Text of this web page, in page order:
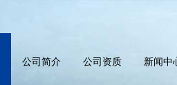
公司简介 公司资质 新闻中